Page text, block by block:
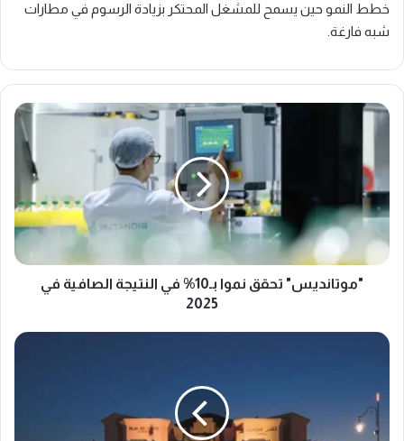
خطط النمو حين يسمح للمشغل المحتكر بزيادة الرسوم في مطارات
شبه فارغة.
"موتانديس"
بـ10%
في
النتيجة
الصافية
في
2025
"موتانديس" تحقق نموا بـ10% في النتيجة الصافية في
2025
القطاع
مضاعفة
فنادق